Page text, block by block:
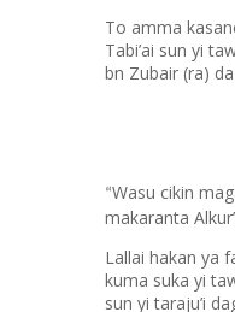
To amma
Tabi’ai sun yi
bn Zubair (ra)
“Wasu cikin
makaranta
Lallai hakan ya
kuma suka yi
sun yi taraju’i